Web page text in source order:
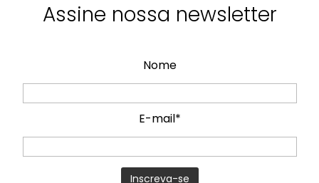
Assine nossa newsletter
Nome
E-mail*